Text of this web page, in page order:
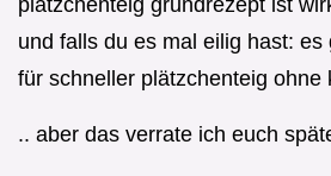
und falls du es mal eilig hast: es
für schneller plätzchenteig ohne
.. aber das verrate ich euch